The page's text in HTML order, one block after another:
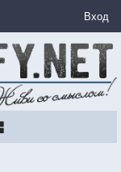
Вход